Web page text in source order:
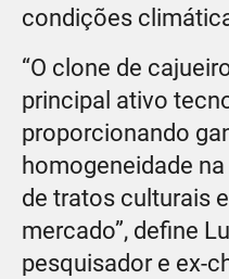
condições
“O clone de
principal ativo
proporcionando
homogeneidade
de tratos culturais
mercado”, define
pesquisador e ex-